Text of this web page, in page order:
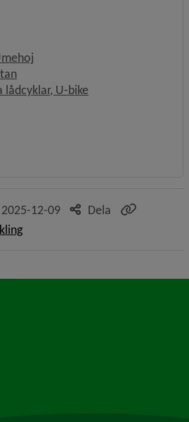
lådcyklar, U-bike
2025-12-09
Dela
till annan webbplats, öppnas i nytt